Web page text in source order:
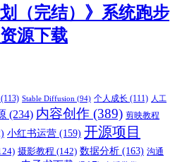
（完结）》系统跑步
源下载
(113) Stable Diffusion (94) 个人成长 (111) 人工
(234) 内容创作 (389) 剪映教程
小红书运营 (159) 开源项目
摄影教程 (142) 数据分析 (163) 沟通